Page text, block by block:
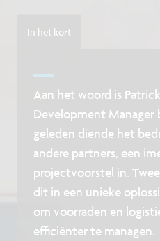
In het kort
Aan het woord is
Development Manager
geleden diende het
andere partners, een
projectvoorstel in.
dit in een unieke
om voorraden en
efficiënter te managen.